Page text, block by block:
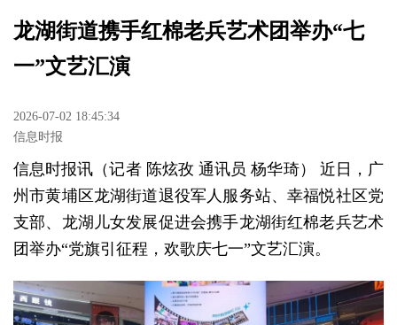
龙湖街道携手红棉老兵艺术团举办“七
一”文艺汇演
2026-07-02 18:45:34
信息时报
信息时报讯（记者 陈炫孜 通讯员 杨华琦） 近日，广
州市黄埔区龙湖街道退役军人服务站、幸福悦社区党
支部、龙湖儿女发展促进会携手龙湖街红棉老兵艺术
团举办“党旗引征程，欢歌庆七一”文艺汇演。